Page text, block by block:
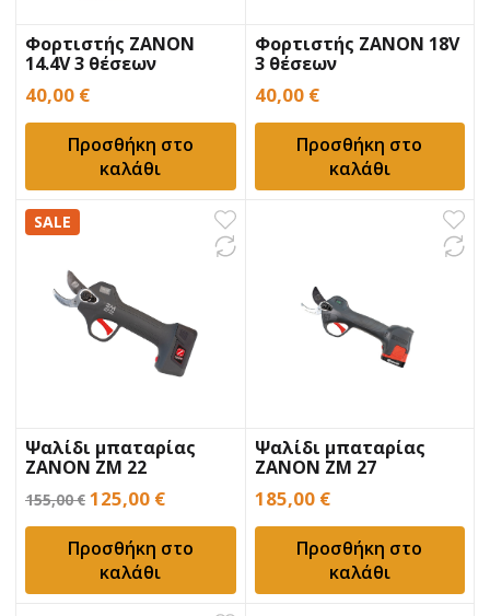
Φορτιστής ZANON
14.4V 3 θέσεων
40,00 €
Προσθήκη στο
καλάθι
Φορτιστής ZANON 18V
3 θέσεων
40,00 €
Προσθήκη στο
καλάθι
SALE
Ψαλίδι μπαταρίας
ZANON ZM 22
155,00€ Original
price
was:
155,00 €.
125,00 €Η
τρέχουσα
τιμή
125,00 €.
Προσθήκη στο
καλάθι
Ψαλίδι μπαταρίας
ZANON ZM 27
185,00 €
Προσθήκη στο
καλάθι